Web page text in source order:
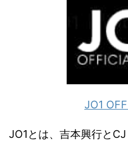
JO1
JO1とは、吉本興行と